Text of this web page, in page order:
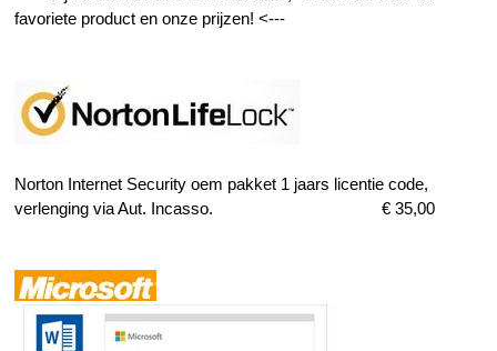
favoriete product en onze prijzen! <---
Norton Internet Security oem pakket 1 jaars licentie code,
verlenging via Aut. Incasso. € 35,00